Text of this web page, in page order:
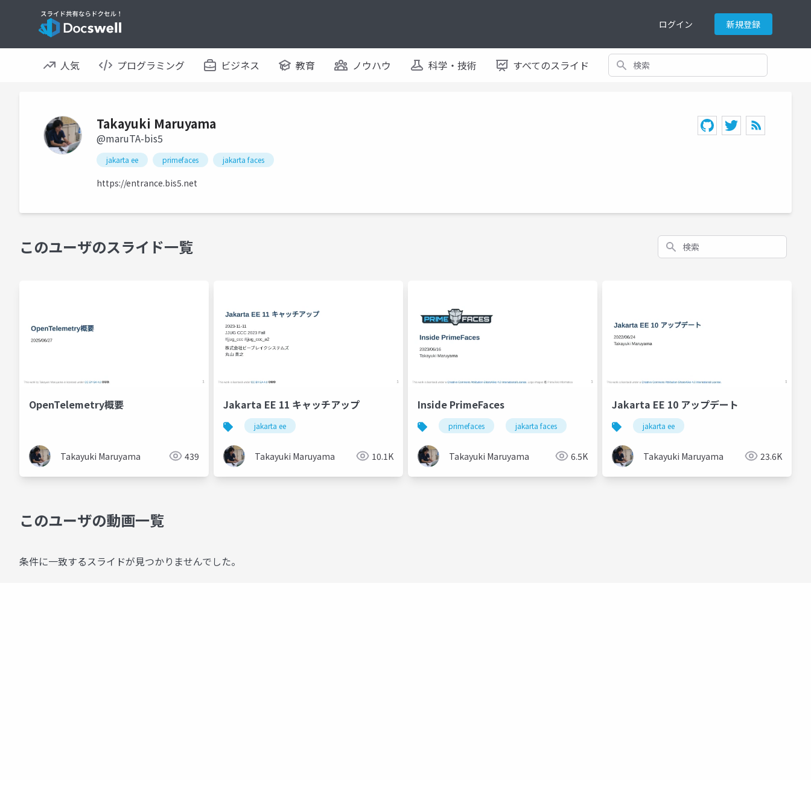
ログイン 新規登録
人気 プログラミング ビジネス 教育 ノウハウ 科学・技術 すべてのスライド 検索
Takayuki Maruyama
@maruTA-bis5
jakarta ee primefaces jakarta faces
https://entrance.bis5.net
このユーザのスライド一覧 検索
OpenTelemetry概要
Takayuki Maruyama 439
Jakarta EE 11 キャッチアップ
jakarta ee
Takayuki Maruyama 10.1K
Inside PrimeFaces
primefaces jakarta faces
Takayuki Maruyama 6.5K
Jakarta EE 10 アップデート
jakarta ee
Takayuki Maruyama 23.6K
このユーザの動画一覧
条件に一致するスライドが見つかりませんでした。